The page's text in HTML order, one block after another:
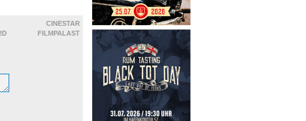
CINESTAR
FILMPALAST